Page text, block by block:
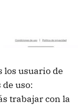
los usuario de
uso:
trabajar con la